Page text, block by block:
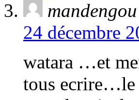
24 décembre
watara …et
tous ecrire…le